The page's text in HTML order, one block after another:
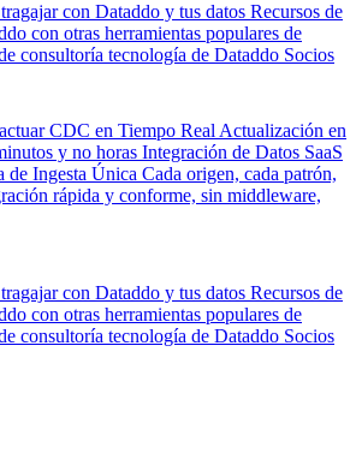
con Dataddo y tus datos Recursos de
con otras herramientas populares de
consultoría tecnología de Dataddo Socios
CDC en Tiempo Real Actualización en
y no horas Integración de Datos SaaS
de Ingesta Única Cada origen, cada patrón,
rápida y conforme, sin middleware,
con Dataddo y tus datos Recursos de
con otras herramientas populares de
consultoría tecnología de Dataddo Socios